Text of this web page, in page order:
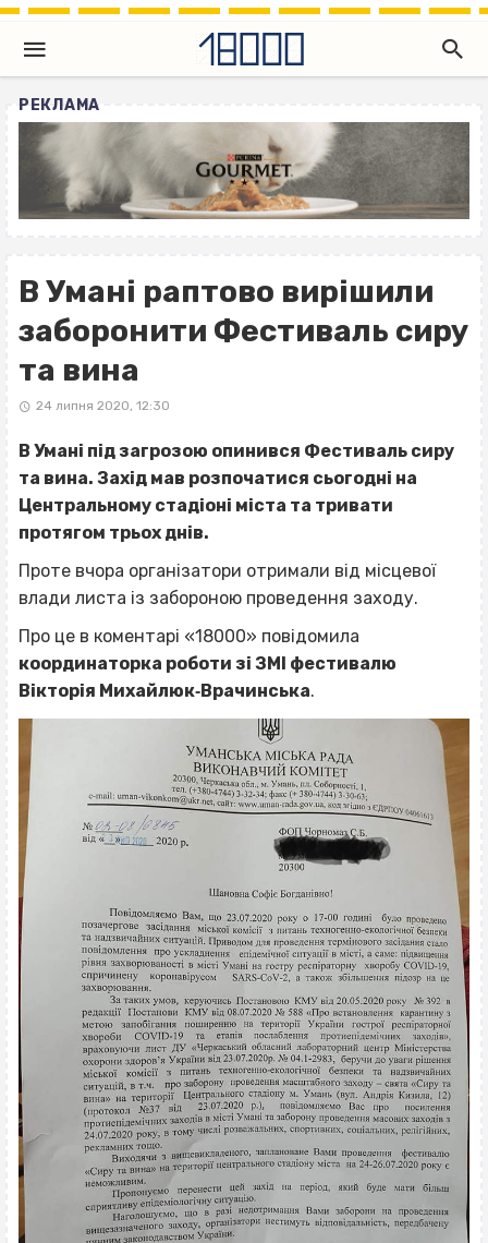
РЕКЛАМА
В Умані раптово вирішили
заборонити Фестиваль сиру
та вина
24 липня 2020, 12:30
В Умані під загрозою опинився Фестиваль сиру
та вина. Захід мав розпочатися сьогодні на
Центральному стадіоні міста та тривати
протягом трьох днів.
Проте вчора організатори отримали від місцевої
влади листа із забороною проведення заходу.
Про це в коментарі «18000» повідомила
координаторка роботи зі ЗМІ фестивалю
Вікторія Михайлюк‐Врачинська.